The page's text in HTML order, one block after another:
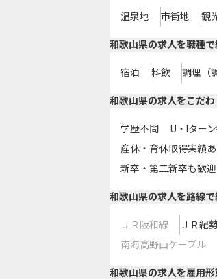
温泉地 市街地 観
和歌山県の求人を職種で
宿泊 料飲 調理（
和歌山県の求人をこだ
学歴不問 U・Iター
産休・育休取得実績あ
新卒・第二新卒も歓迎
和歌山県の求人を路線
ＪＲ阪和線 ＪＲ紀
南海高野山ケーブル
和歌山県の求人を雇用